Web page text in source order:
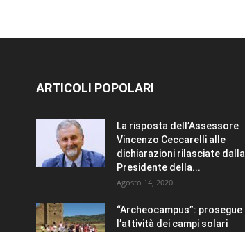
ARTICOLI POPOLARI
La risposta dell’Assessore
Vincenzo Ceccarelli alle
dichiarazioni rilasciate dalla
Presidente della...
Agosto 14, 2020
“Archeocampus”: prosegue
l’attività dei campi solari